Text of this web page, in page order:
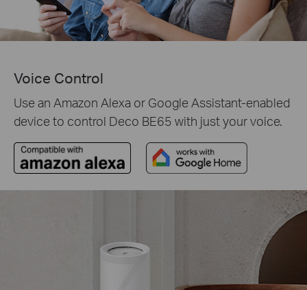
Voice Control
Use an Amazon Alexa or Google Assistant-enabled
device to control Deco BE65 with just your voice.